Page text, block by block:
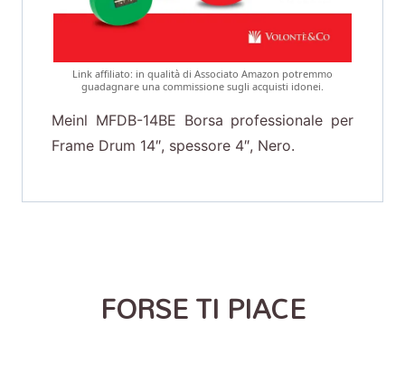
Link affiliato: in qualità di Associato Amazon potremmo
guadagnare una commissione sugli acquisti idonei.
Meinl MFDB-14BE Borsa professionale per
Frame Drum 14″, spessore 4″, Nero.
FORSE TI PIACE